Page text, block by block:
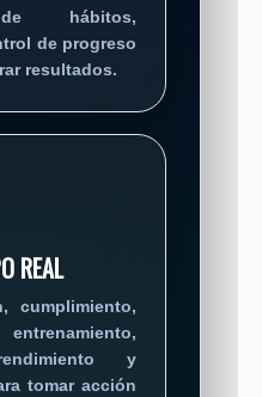
hábitos,
de progreso
resultados.
REAL
cumplimiento,
y
tomar acción